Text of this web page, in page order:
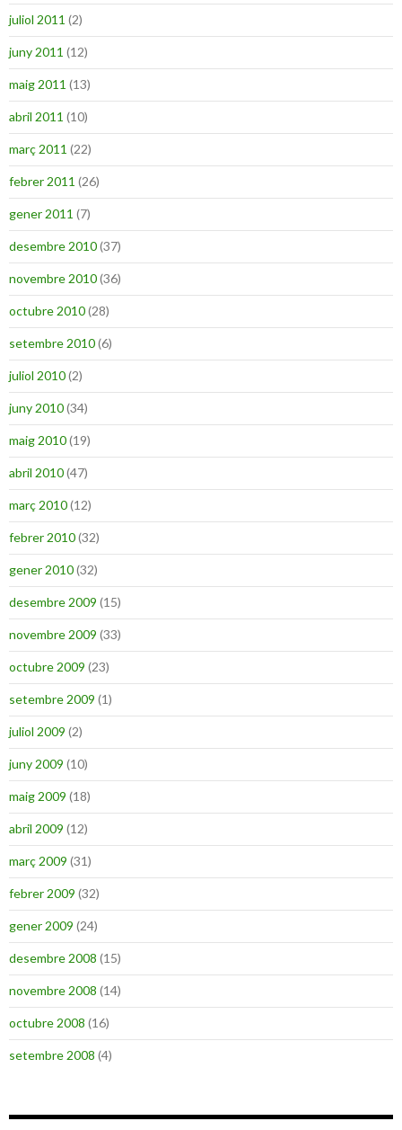
juliol 2011 (2)
juny 2011 (12)
maig 2011 (13)
abril 2011 (10)
març 2011 (22)
febrer 2011 (26)
gener 2011 (7)
desembre 2010(37)
novembre 2010(36)
octubre 2010(28)
setembre 2010(6)
juliol 2010(2)
juny 2010(34)
maig 2010(19)
abril 2010(47)
març 2010(12)
febrer 2010(32)
gener 2010(32)
desembre 2009 (15)
novembre 2009 (33)
octubre 2009 (23)
setembre 2009 (1)
juliol 2009 (2)
juny 2009 (10)
maig 2009 (18)
abril 2009 (12)
març 2009 (31)
febrer 2009 (32)
gener 2009 (24)
desembre 2008 (15)
novembre 2008 (14)
octubre 2008 (16)
setembre 2008 (4)